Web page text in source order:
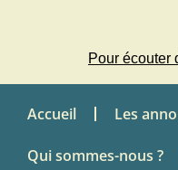
Pour écouter
Accueil Les
Qui sommes-nous ?